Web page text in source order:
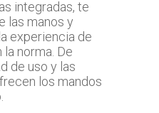
integradas, te
las manos y
experiencia de
la norma. De
de uso y las
los mandos